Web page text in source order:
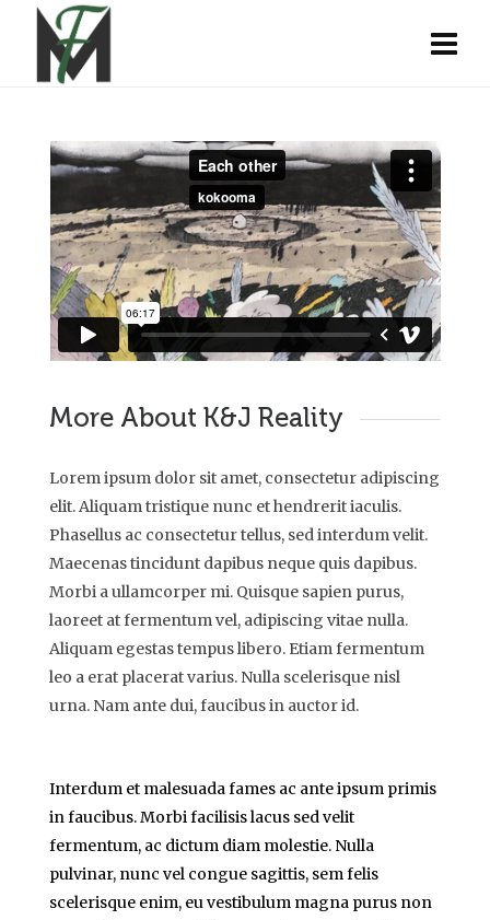
More About K&J Reality
Lorem ipsum dolor sit amet, consectetur adipiscing
elit. Aliquam tristique nunc et hendrerit iaculis.
Phasellus ac consectetur tellus, sed interdum velit.
Maecenas tincidunt dapibus neque quis dapibus.
Morbi a ullamcorper mi. Quisque sapien purus,
laoreet at fermentum vel, adipiscing vitae nulla.
Aliquam egestas tempus libero. Etiam fermentum
leo a erat placerat varius. Nulla scelerisque nisl
urna. Nam ante dui, faucibus in auctor id.
Interdum et malesuada fames ac ante ipsum primis
in faucibus. Morbi facilisis lacus sed velit
fermentum, ac dictum diam molestie. Nulla
pulvinar, nunc vel congue sagittis, sem felis
scelerisque enim, eu vestibulum magna purus non